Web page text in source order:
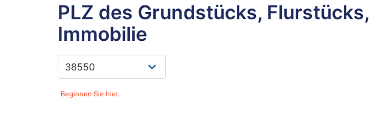
PLZ des Grundstücks, Flurstücks,
Immobilie
Beginnen Sie hier.